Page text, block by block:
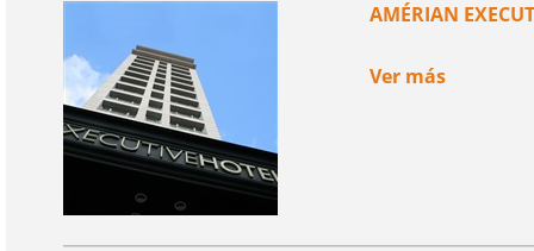
AMÉRIAN
Ver más